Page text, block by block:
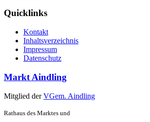
Quicklinks
Kontakt
Inhaltsverzeichnis
Impressum
Datenschutz
Markt Aindling
Mitglied derVGem. Aindling
Rathaus des Marktes und